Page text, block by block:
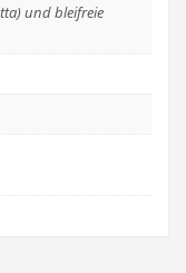
und bleifreie